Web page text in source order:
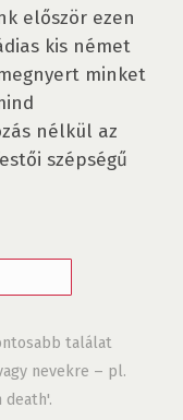
először ezen
kis német
minket
nélkül az
szépségű
találat
nevekre – pl.